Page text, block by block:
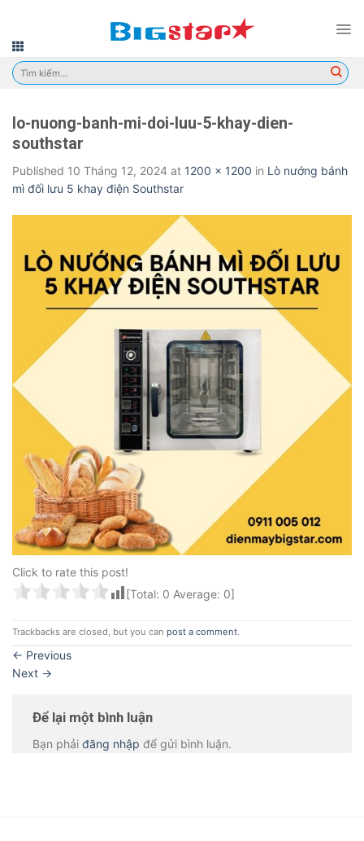
content
Tìm
kiếm:
lo-nuong-banh-mi-doi-luu-5-khay-dien-
southstar
Published 10 Tháng 12, 2024 at 1200 × 1200 in Lò nướng bánh
mì đối lưu 5 khay điện Southstar
Click to rate this post!
[Total: 0 Average: 0]
Trackbacks are closed, but you can post a comment.
← Previous
Next →
Để lại một bình luận
Bạn phải đăng nhập để gửi bình luận.